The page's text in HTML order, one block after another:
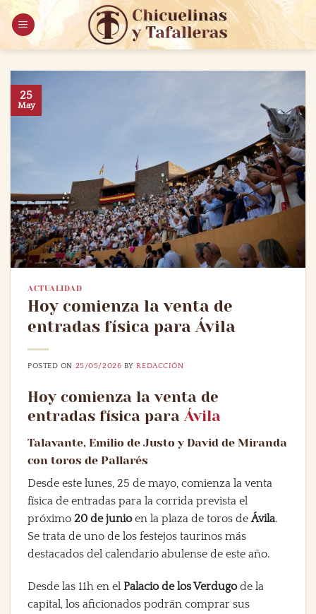
Saltar
contenido
25
May
ACTUALIDAD
Hoy comienza la venta de
entradas física para Ávila
POSTED ON 25/05/2026 BYREDACCIÓN
Hoy comienza la venta de
entradas física paraÁvila
Talavante, Emilio de Justo y David de Miranda
con toros de Pallarés
Desde este lunes, 25 de mayo, comienza la venta
física de entradas para la corrida prevista el
próximo 20 de junioen la plaza de toros deÁvila.
Se trata de uno de los festejos taurinos más
destacados del calendario abulense de este año.
Desde las 11h en el Palacio de los Verdugode la
capital, los aficionados podrán comprar sus